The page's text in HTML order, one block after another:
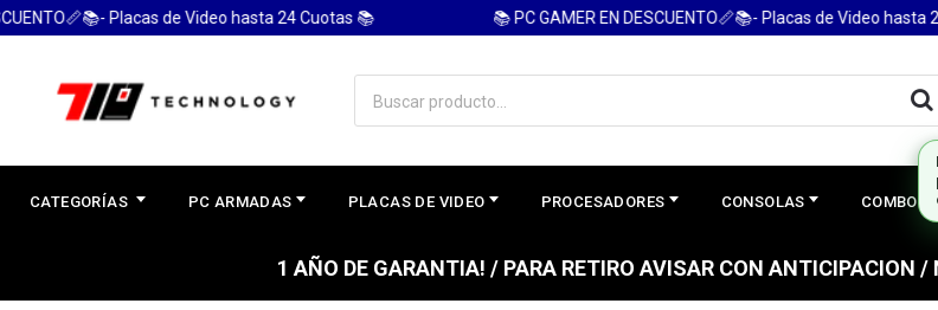
Placas de Video hasta 24 Cuotas 📚 📚 PC GAMER EN DESCUENTO📏📚- Placas de Video hasta 24
CATEGORÍAS PC ARMADAS PLACAS DE VIDEO PROCESADORES CONSOLAS COMBOS
1 AÑO DE GARANTIA! / PARA RETIRO AVISAR CON ANTICIPACION